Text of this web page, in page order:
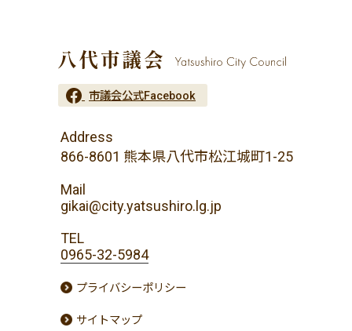
市議会公式Facebook
Address
866-8601 熊本県八代市松江城町1-25
Mail
gikai@city.yatsushiro.lg.jp
TEL
0965-32-5984
プライバシーポリシー
サイトマップ